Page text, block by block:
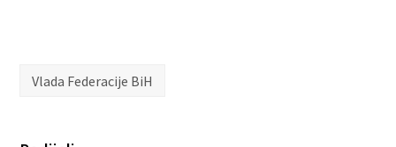
Vlada Federacije BiH